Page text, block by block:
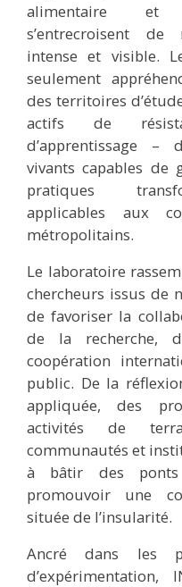
alimentaire et
s’entrecroisent de
intense et visible.
seulement
des territoires
actifs de
d’apprentissage –
vivants capables de
pratiques
applicables aux
métropolitains.
Le laboratoire
chercheurs issus de
de favoriser la
de la recherche,
coopération
public. De la
appliquée, des
activités de
communautés et
à bâtir des ponts
promouvoir une
située de l’insularité.
Ancré dans les